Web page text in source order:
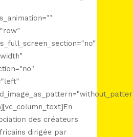
des créateurs
dirigée par